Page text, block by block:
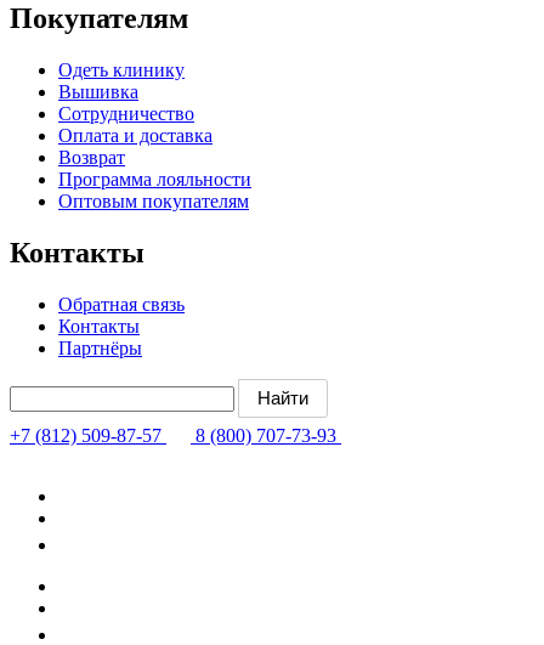
Покупателям
Одеть клинику
Вышивка
Сотрудничество
Оплата и доставка
Возврат
Программа лояльности
Оптовым покупателям
Контакты
Обратная связь
Контакты
Партнёры
+7 (812) 509-87-57 8 (800) 707-73-93